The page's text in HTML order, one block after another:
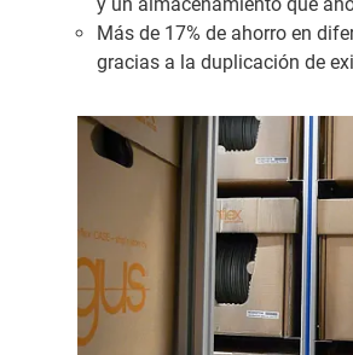
Más de 17% de ahorro en
gracias a la duplicación de